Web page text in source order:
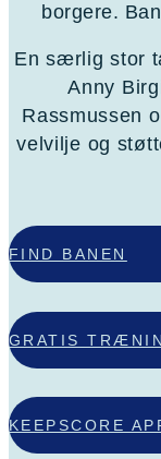
borgere.
En særlig stor
Anny
Rassmussen
velvilje og
FIND BANEN
GRATIS
KEEPSCORE